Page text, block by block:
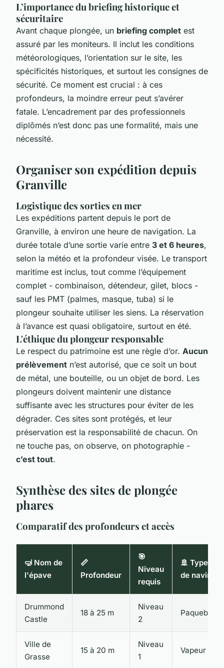
L’importance du briefing historique et
sécuritaire
Avant chaque plongée, un briefing complet est
assuré par les moniteurs. Il inclut les conditions
météorologiques, l’orientation sur le site, les
spécificités historiques, et surtout les consignes de
sécurité. Ce moment est crucial : à ces
profondeurs, la moindre erreur peut s’avérer
fatale. L’encadrement par des professionnels
diplômés n’est donc pas une formalité, mais une
nécessité.
Organiser son expédition depuis
Granville
Logistique des sorties en mer
Les expéditions partent depuis le port de
Granville, à environ une heure de navigation. La
durée totale d’une sortie varie entre 3 et 6 heures,
selon la météo et la profondeur visée. Le transport
maritime est inclus, tout comme l’équipement
complet - combinaison, détendeur, gilet, blocs -
sauf les PMT (palmes, masque, tuba) si le
plongeur souhaite utiliser les siens. La réservation
à l’avance est quasi obligatoire, surtout en été.
L'éthique du plongeur responsable
Le respect du patrimoine est une règle d’or. Aucun
prélèvement n’est autorisé, que ce soit un bout
de métal, une bouteille, ou un objet de bord. Les
plongeurs doivent maintenir une distance
suffisante avec les structures pour éviter de les
dégrader. Ces sites sont protégés, et leur
préservation est la responsabilité de chacun. On
ne touche pas, on observe, on photographie -
c’est tout.
Synthèse des sites de plongée
phares
Comparatif des profondeurs et accès
🤿 Nom de
l'épave
📏
Profondeur
🎯
Niveau
requis
🚢 Type
de navire
Drummond
Castle
18 à 25 m
Niveau
2
Paquebot
Ville de
Grasse
15 à 20 m
Niveau
1
Vapeur